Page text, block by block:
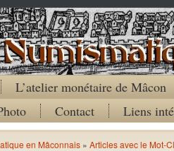
L’atelier monétaire de Mâcon
Contact Liens
en Mâconnais » Articles avec le Mot-